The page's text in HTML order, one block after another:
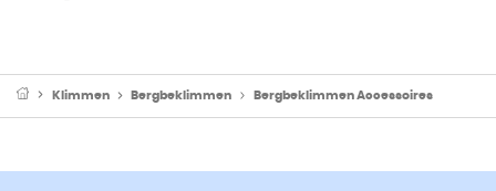
Klimmen Bergbeklimmen Bergbeklimmen Accessoires